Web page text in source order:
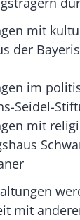
mit
der
im
Seidel-
mit
mit